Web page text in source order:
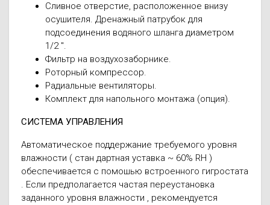
Сливное отверстие, расположенное внизу
осушителя. Дренажный патрубок для
подсоединения водяного шланга диаметром
1/2 ".
Фильтр на воздухозаборнике.
Роторный компрессор.
Радиальные вентиляторы.
Комплект для напольного монтажа (опция).
СИСТЕМА УПРАВЛЕНИЯ
Автоматическое поддержание требуемого уровня
влажности ( стан дартная уставка ~ 60% RH )
обеспечивается с помошью встроенного гигростата
. Если предполагается частая переустановка
заданного уровня влажности , рекомендуется